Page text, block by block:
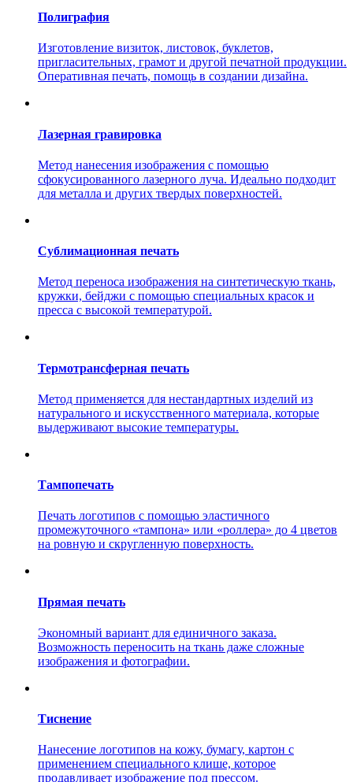
Полиграфия
Изготовление визиток, листовок, буклетов,
пригласительных, грамот и другой печатной продукции.
Оперативная печать, помощь в создании дизайна.
Лазерная гравировка
Метод нанесения изображения с помощью
сфокусированного лазерного луча. Идеально подходит
для металла и других твердых поверхностей.
Сублимационная печать
Метод переноса изображения на синтетическую ткань,
кружки, бейджи с помощью специальных красок и
пресса с высокой температурой.
Термотрансферная печать
Метод применяется для нестандартных изделий из
натурального и искусственного материала, которые
выдерживают высокие температуры.
Тампопечать
Печать логотипов с помощью эластичного
промежуточного «тампона» или «роллера» до 4 цветов
на ровную и скругленную поверхность.
Прямая печать
Экономный вариант для единичного заказа.
Возможность переносить на ткань даже сложные
изображения и фотографии.
Тиснение
Нанесение логотипов на кожу, бумагу, картон с
применением специального клише, которое
продавливает изображение под прессом.